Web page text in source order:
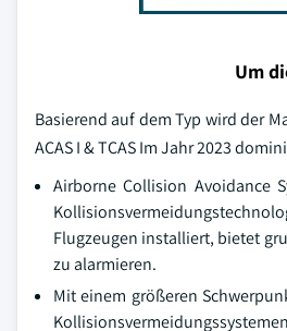
Um
Basierend auf dem Typ wird der
ACAS I & TCAS Im Jahr 2023
Airborne Collision Avoidance
Flugzeugen installiert, bietet
zu alarmieren.
Mit einem größeren